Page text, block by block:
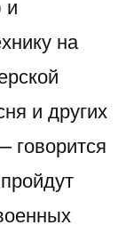
на
и других
говорится